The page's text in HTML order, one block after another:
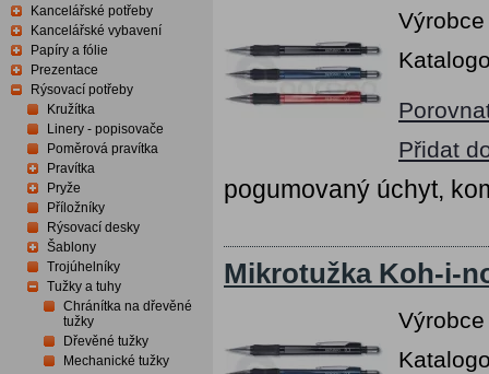
Kancelářské potřeby
Kancelářské vybavení
Papíry a fólie
Prezentace
Rýsovací potřeby
Kružítka
Linery - popisovače
Poměrová pravítka
Pravítka
Pryže
Příložníky
Rýsovací desky
Šablony
Trojúhelníky
Tužky a tuhy
Chránítka na dřevěné
tužky
Dřevěné tužky
Mechanické tužky
Přidat
pogumovaný úchyt,
Mikrotužka Koh-i-